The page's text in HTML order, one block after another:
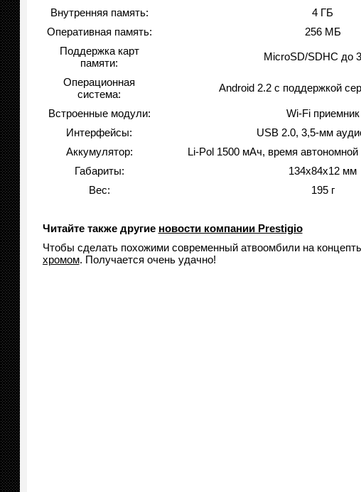
Внутренняя память:
4 ГБ
Оперативная память:
256 МБ
Поддержка карт
памяти:
MicroSD/SDHC до
Операционная
система:
Android 2.2 с поддержкой
Встроенные модули:
Wi-Fi приемник
Интерфейсы:
USB 2.0, 3,5-мм
Аккумулятор:
Li-Pol 1500 мАч, время
Габариты:
134х84х12 мм
Вес:
195 г
Читайте также другие новости компании Prestigio
Чтобы сделать похожими современный атвоомбили на
хромом. Получается очень удачно!